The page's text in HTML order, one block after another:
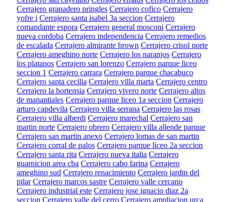
Cerrajero granadero pringles Cerrajero cofico Cerrajero
yofre i Cerrajero santa isabel 3a seccion Cerrajero
comandante espora Cerrajero general mosconi Cerrajero
nueva cordoba Cerrajero independencia Cerrajero remedios
de escalada Cerrajero almirante brown Cerrajero crisol norte
Cerrajero ameghino norte Cerrajero los naranjos Cerrajero
los platanos Cerrajero san lorenzo Cerrajero parque liceo
seccion 1 Cerrajero carrara Cerrajero parque chacabuco
Cerrajero santa cecilia Cerrajero villa marta Cerrajero centro
Cerrajero la hortensia Cerrajero vivero norte Cerrajero altos
de manantiales Cerrajero parque liceo 1a seccion Cerrajero
arturo capdevila Cerrajero villa serrana Cerrajero las rosas
Cerrajero villa alberdi Cerrajero marechal Cerrajero san
martin norte Cerrajero obrero Cerrajero villa allende parque
Cerrajero san martin anexo Cerrajero lomas de san martin
Cerrajero corral de palos Cerrajero parque liceo 2a seccion
Cerrajero santa rita Cerrajero nueva italia Cerrajero
guarnicion area cba Cerrajero cabo farina Cerrajero
ameghino sud Cerrajero renacimiento Cerrajero jardin del
pilar Cerrajero marcos sastre Cerrajero valle cercano
Cerrajero industrial este Cerrajero jose ignacio diaz 2a
seccion Cerrajero valle del cerro Cerrajero ampliacion urca